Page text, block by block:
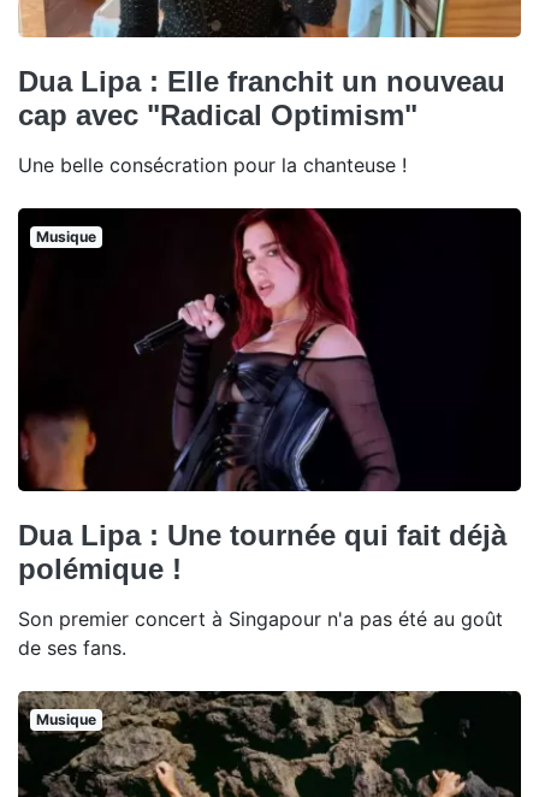
Dua Lipa : Elle franchit un nouveau
cap avec "Radical Optimism"
Une belle consécration pour la chanteuse !
Musique
Dua Lipa : Une tournée qui fait déjà
polémique !
Son premier concert à Singapour n'a pas été au goût
de ses fans.
Musique